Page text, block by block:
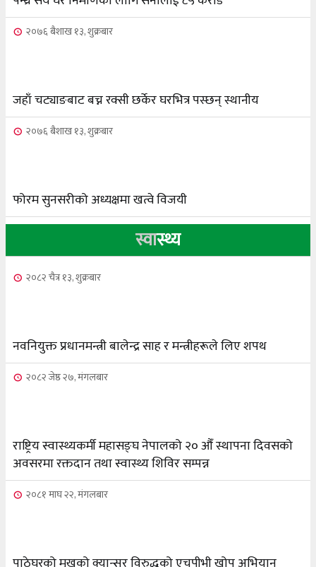
२०७६ बैशाख १३, शुक्रबार
जहाँ चट्याङबाट बच्न रक्सी छर्केर घरभित्र पस्छन् स्थानीय
२०७६ बैशाख १३, शुक्रबार
फोरम सुनसरीको अध्यक्षमा खत्वे विजयी
स्वास्थ्य
२०८२ चैत्र १३, शुक्रबार
नवनियुक्त प्रधानमन्त्री बालेन्द्र साह र मन्त्रीहरूले लिए शपथ
२०८२ जेष्ठ २७, मंगलबार
राष्ट्रिय स्वास्थ्यकर्मी महासङ्घ नेपालको २० औँ स्थापना दिवसको
अवसरमा रक्तदान तथा स्वास्थ्य शिविर सम्पन्न
२०८१ माघ २२, मंगलबार